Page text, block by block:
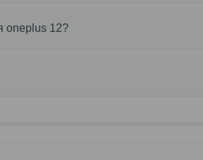
oneplus 12?